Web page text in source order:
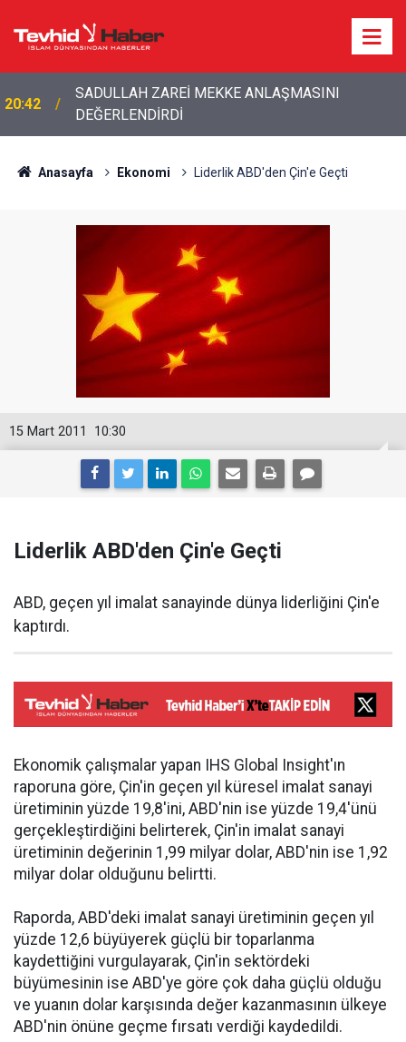
20:42
SADULLAH ZAREİ MEKKE ANLAŞMASINI
DEĞERLENDİRDİ
Anasayfa Ekonomi Liderlik ABD'den Çin'e Geçti
10:30
15 Mart 2011
Liderlik ABD'den Çin'e Geçti
ABD, geçen yıl imalat sanayinde dünya liderliğini Çin'e
kaptırdı.
Ekonomik çalışmalar yapan IHS Global Insight'ın
raporuna göre, Çin'in geçen yıl küresel imalat sanayi
üretiminin yüzde 19,8'ini, ABD'nin ise yüzde 19,4'ünü
gerçekleştirdiğini belirterek, Çin'in imalat sanayi
üretiminin değerinin 1,99 milyar dolar, ABD'nin ise 1,92
milyar dolar olduğunu belirtti.
Raporda, ABD'deki imalat sanayi üretiminin geçen yıl
yüzde 12,6 büyüyerek güçlü bir toparlanma
kaydettiğini vurgulayarak, Çin'in sektördeki
büyümesinin ise ABD'ye göre çok daha güçlü olduğu
ve yuanın dolar karşısında değer kazanmasının ülkeye
ABD'nin önüne geçme fırsatı verdiği kaydedildi.